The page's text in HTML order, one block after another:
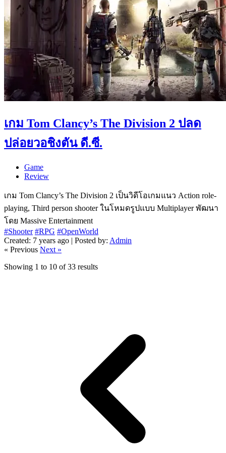
เกม Tom Clancy’s The Division 2 ปลด
ปล่อยวอชิงตัน ดี.ซี.
Game
Review
เกม Tom Clancy’s The Division 2 เป็นวิดีโอเกมแนว Action role-
playing, Third person shooter ในโหมดรูปแบบ Multiplayer พัฒนา
โดย Massive Entertainment
#Shooter #RPG #OpenWorld
Created: 7 years ago | Posted by: Admin
« Previous Next »
Showing 1 to 10 of33 results